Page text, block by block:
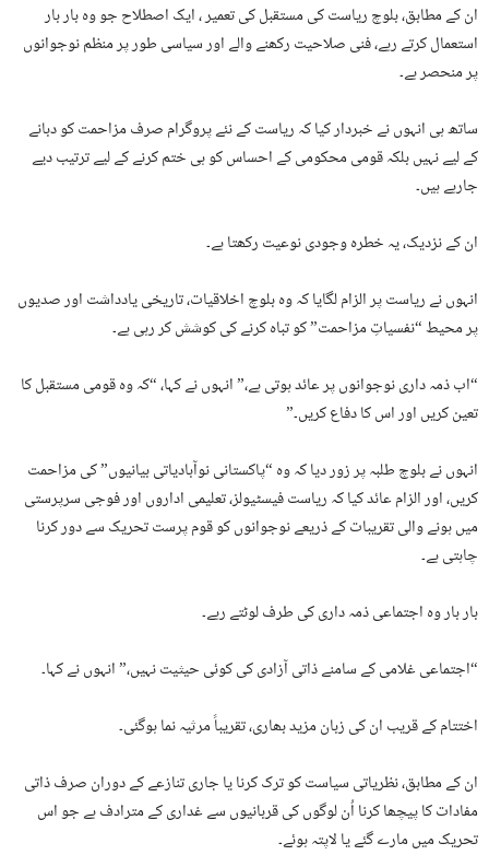
ان کے مطابق، بلوچ ریاست کی مستقبل کی تعمیر ، ایک اصطلاح جو وہ بار بار
استعمال کرتے رہے، فنی صلاحیت رکھنے والے اور سیاسی طور پر منظم نوجوانوں
پر منحصر ہے۔
ساتھ ہی انہوں نے خبردار کیا کہ ریاست کے نئے پروگرام صرف مزاحمت کو دبانے
کے لیے نہیں بلکہ قومی محکومی کے احساس کو ہی ختم کرنے کے لیے ترتیب دیے
جارہے ہیں۔
ان کے نزدیک، یہ خطرہ وجودی نوعیت رکھتا ہے۔
انہوں نے ریاست پر الزام لگایا کہ وہ بلوچ اخلاقیات، تاریخی یادداشت اور صدیوں
پر محیط “نفسیاتِ مزاحمت” کو تباہ کرنے کی کوشش کر رہی ہے۔
“اب ذمہ داری نوجوانوں پر عائد ہوتی ہے،” انہوں نے کہا، “کہ وہ قومی مستقبل کا
تعین کریں اور اس کا دفاع کریں۔”
انہوں نے بلوچ طلبہ پر زور دیا کہ وہ “پاکستانی نوآبادیاتی بیانیوں” کی مزاحمت
کریں، اور الزام عائد کیا کہ ریاست فیسٹیولز، تعلیمی اداروں اور فوجی سرپرستی
میں ہونے والی تقریبات کے ذریعے نوجوانوں کو قوم پرست تحریک سے دور کرنا
چاہتی ہے۔
بار بار وہ اجتماعی ذمہ داری کی طرف لوٹتے رہے۔
“اجتماعی غلامی کے سامنے ذاتی آزادی کی کوئی حیثیت نہیں،” انہوں نے کہا۔
اختتام کے قریب ان کی زبان مزید بھاری، تقریباً مرثیہ نما ہوگئی۔
ان کے مطابق، نظریاتی سیاست کو ترک کرنا یا جاری تنازعے کے دوران صرف ذاتی
مفادات کا پیچھا کرنا اُن لوگوں کی قربانیوں سے غداری کے مترادف ہے جو اس
تحریک میں مارے گئے یا لاپتہ ہوئے۔